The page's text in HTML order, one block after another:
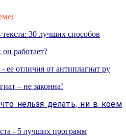
30 лучших способов
работает?
отличия от антиплагиат ру
– не законна!
нельзя делать, ни в коем
- 5 лучших программ